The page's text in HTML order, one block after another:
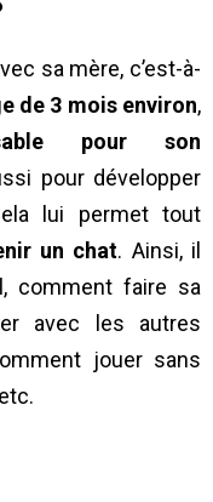
sa mère, c’est-à-
de 3 mois environ,
pour son
pour développer
lui permet tout
un chat. Ainsi, il
comment faire sa
avec les autres
jouer sans